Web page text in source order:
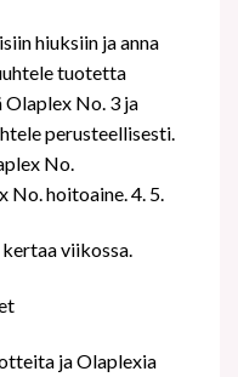
hiuksiin ja anna
tuotetta
Olaplex No. 3 ja
perusteellisesti.
No.
No. hoitoaine. 4. 5.
viikossa.
ja Olaplexia